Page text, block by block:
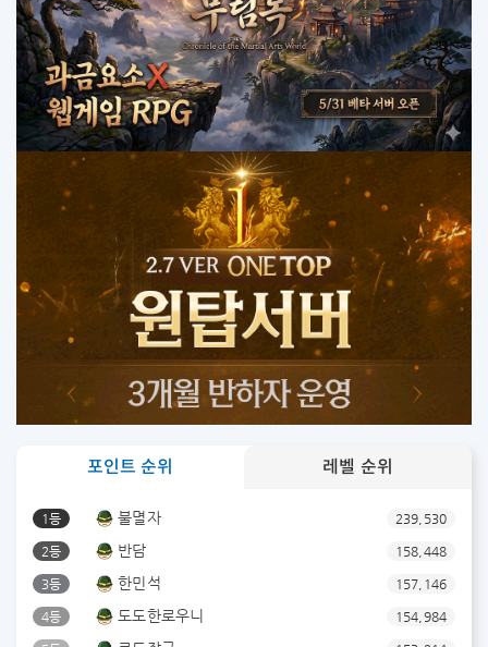
포인트 순위 레벨 순위
1등 불멸자 239,530
2등 반담 158,448
3등 한민석 157,146
4등 도도한로우니 154,984